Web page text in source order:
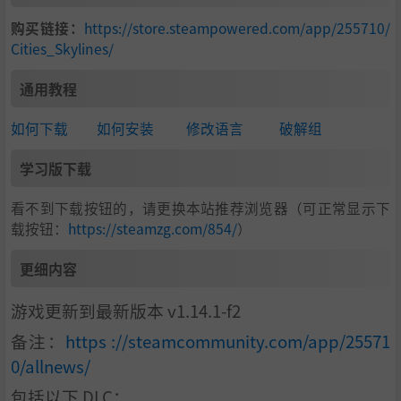
购买链接： https://store.steampowered.com/app/255710/
Cities_Skylines/
通用教程
如何下载 如何安装 修改语言 破解组
学习版下载
看不到下载按钮的，请更换本站推荐浏览器（可正常显示下
载按钮： https://steamzg.com/854/）
更细内容
游戏更新到最新版本 v1.14.1-f2
备注： https ://steamcommunity.com/app/25571
0/allnews/